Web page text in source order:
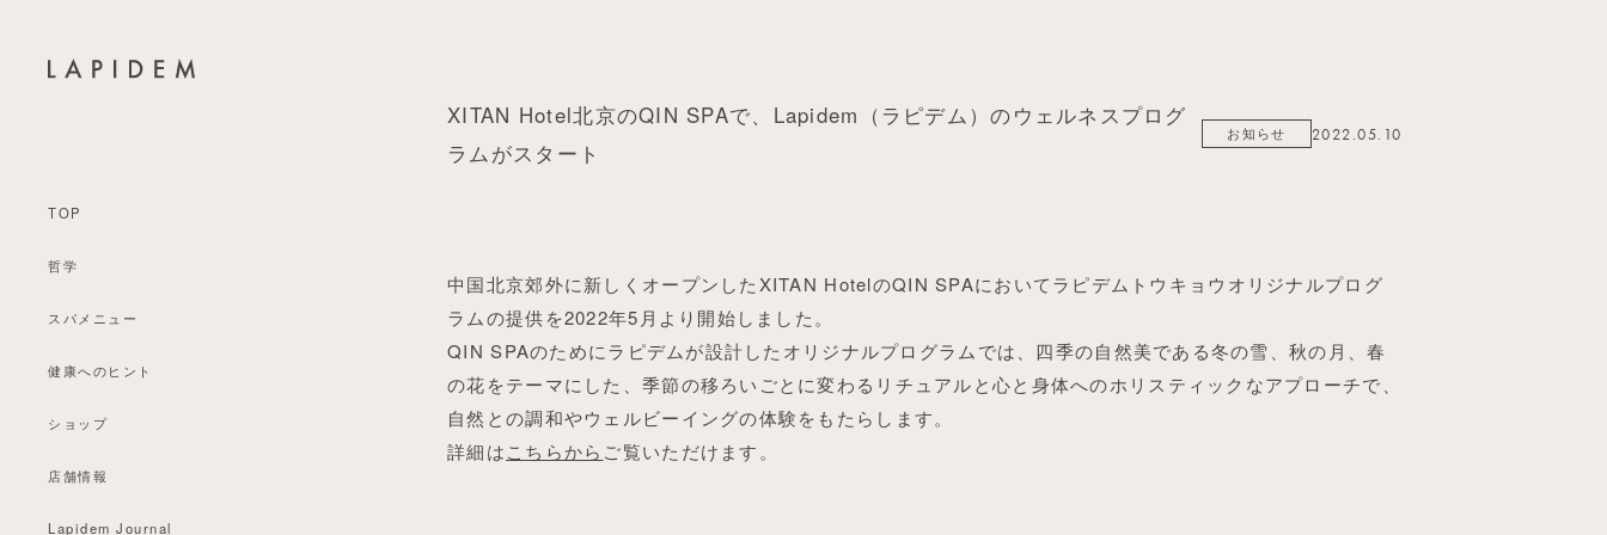
TOP
哲学
スパメニュー
健康へのヒント
ショップ
店舗情報
Lapidem Journal
XITAN Hotel北京のQIN SPAで、Lapidem（ラピデム）のウェルネスプログ
ラムがスタート
お知らせ 2022.05.10
中国北京郊外に新しくオープンしたXITAN HotelのQIN SPAにおいてラピデムトウキョウオリジナルプログ
ラムの提供を2022年5月より開始しました。
QIN SPAのためにラピデムが設計したオリジナルプログラムでは、四季の自然美である冬の雪、秋の月、春
の花をテーマにした、季節の移ろいごとに変わるリチュアルと心と身体へのホリスティックなアプローチで、
自然との調和やウェルビーイングの体験をもたらします。
詳細はこちらから ご覧いただけます。